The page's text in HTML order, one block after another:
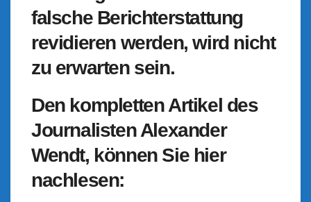
falsche Berichterstattung
revidieren werden, wird nicht
zu erwarten sein.
Den kompletten Artikel des
Journalisten Alexander
Wendt, können Sie hier
nachlesen: